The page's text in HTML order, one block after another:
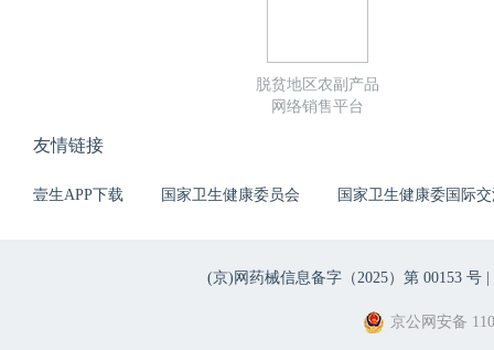
脱贫地区农副产品
网络销售平台
友情链接
壹生APP下载 国家卫生健康委员会 国家卫生健康委国际
(京)网药械信息备字（2025）第 00153 号 |
京公网安备